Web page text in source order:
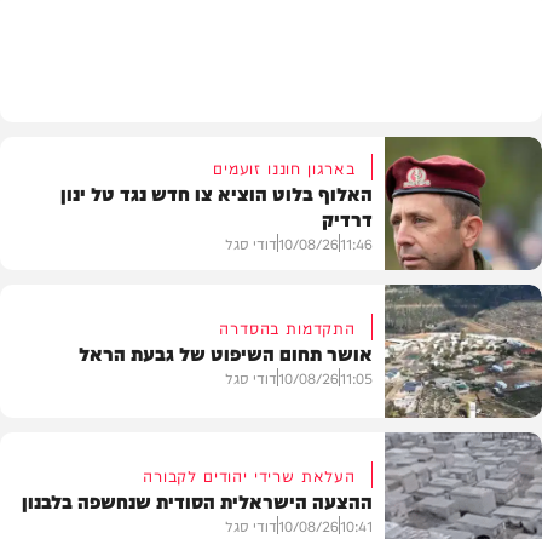
חדשות
בארגון חוננו זועמים
האלוף בלוט הוציא צו חדש נגד טל ינון
דרדיק
11:46
10/08/26דודי סגל
חדשות
התקדמות בהסדרה
אושר תחום השיפוט של גבעת הראל
11:05
10/08/26דודי סגל
העלאת שרידי יהודים לקבורה
ההצעה הישראלית הסודית שנחשפה בלבנון
10:41
10/08/26דודי סגל